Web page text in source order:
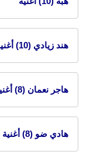
هند زيادي (10) أغنية
هاجر نعمان (8) أغنية
هادي ضو (8) أغنية